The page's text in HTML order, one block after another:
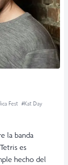
Fest #Kat Day
la banda
es
hecho del